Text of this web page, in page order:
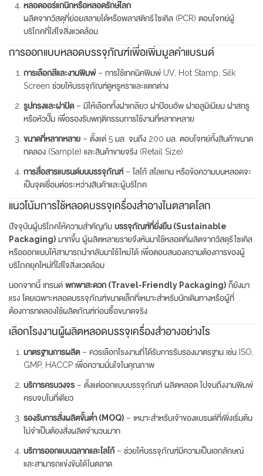
หลอดออร์แกนิกหรือหลอดรักษ์โลก
ผลิตจากวัสดุที่ย่อยสลายได้หรือพลาสติกรีไซเคิล (PCR) ตอบโจทย์ผู้
บริโภคที่ใส่ใจสิ่งแวดล้อม
การออกแบบหลอดบรรจุภัณฑ์เพื่อเพิ่มมูลค่าแบรนด์
การเลือกสีและงานพิมพ์– การใช้เทคนิคพิมพ์ UV, Hot Stamp, Silk
Screen ช่วยให้บรรจุภัณฑ์ดูหรูหราและแตกต่าง
รูปทรงและฝาปิด– มีให้เลือกทั้งฝาเกลียว ฝาป๊อบอัพ ฝาอลูมิเนียม ฝาสกรู
หรือหัวปั๊ม เพื่อรองรับพฤติกรรมการใช้งานที่หลากหลาย
ขนาดที่หลากหลาย – ตั้งแต่ 5 มล. จนถึง 200 มล. ตอบโจทย์ทั้งสินค้าขนาด
ทดลอง (Sample) และสินค้าขายจริง (Retail Size)
การสื่อสารแบรนด์บนบรรจุภัณฑ์ – โลโก้ สโลแกน หรือข้อความบนหลอดจะ
เป็นจุดเชื่อมต่อระหว่างสินค้าและผู้บริโภค
แนวโน้มการใช้หลอดบรรจุเครื่องสำอางในตลาดโลก
ปัจจุบันผู้บริโภคให้ความสำคัญกับ บรรจุภัณฑ์ที่ยั่งยืน (Sustainable
Packaging) มากขึ้น ผู้ผลิตหลายรายจึงหันมาใช้หลอดที่ผลิตจากวัสดุรีไซเคิล
หรือออกแบบให้สามารถนำกลับมาใช้ใหม่ได้ เพื่อตอบสนองความต้องการของผู้
บริโภคยุคใหม่ที่ใส่ใจสิ่งแวดล้อม
นอกจากนี้ เทรนด์ พกพาสะดวก (Travel-Friendly Packaging) ก็ยังมา
แรง โดยเฉพาะหลอดบรรจุภัณฑ์ขนาดเล็กที่เหมาะสำหรับนักเดินทางหรือผู้ที่
ต้องการทดลองใช้ผลิตภัณฑ์ก่อนซื้อขนาดจริง
เลือกโรงงานผู้ผลิตหลอดบรรจุเครื่องสำอางอย่างไร
มาตรฐานการผลิต– ควรเลือกโรงงานที่ได้รับการรับรองมาตรฐาน เช่น ISO,
GMP, HACCP เพื่อความมั่นใจในคุณภาพ
บริการครบวงจร – ตั้งแต่ออกแบบบรรจุภัณฑ์ ผลิตหลอด ไปจนถึงงานพิมพ์
ครบจบในที่เดียว
รองรับการสั่งผลิตขั้นต่ำ (MOQ) – เหมาะสำหรับเจ้าของแบรนด์ที่เพิ่งเริ่มต้น
ไม่จำเป็นต้องสั่งผลิตจำนวนมาก
บริการออกแบบฉลากและโลโก้ – ช่วยให้บรรจุภัณฑ์มีความเป็นเอกลักษณ์
และสามารถแข่งขันได้ในตลาด